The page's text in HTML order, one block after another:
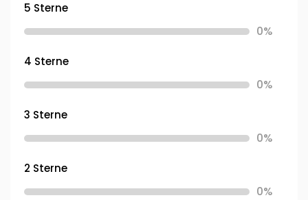
5 Sterne
0%
4 Sterne
0%
3 Sterne
0%
2 Sterne
0%